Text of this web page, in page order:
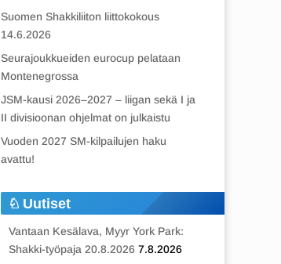
Suomen Shakkiliiton liittokokous
14.6.2026
Seurajoukkueiden eurocup pelataan
Montenegrossa
JSM-kausi 2026–2027 – liigan sekä I ja
II divisioonan ohjelmat on julkaistu
Vuoden 2027 SM-kilpailujen haku
avattu!
Uutiset
Vantaan Kesälava, Myyr York Park:
Shakki-työpaja 20.8.2026 7.8.2026